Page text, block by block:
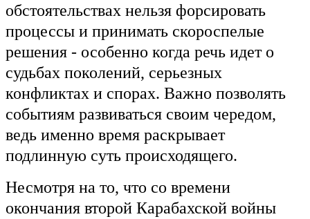
обстоятельствах нельзя форсировать
процессы и принимать скороспелые
решения - особенно когда речь идет о
судьбах поколений, серьезных
конфликтах и спорах. Важно позволять
событиям развиваться своим чередом,
ведь именно время раскрывает
подлинную суть происходящего.
Несмотря на то, что со времени
окончания второй Карабахской войны